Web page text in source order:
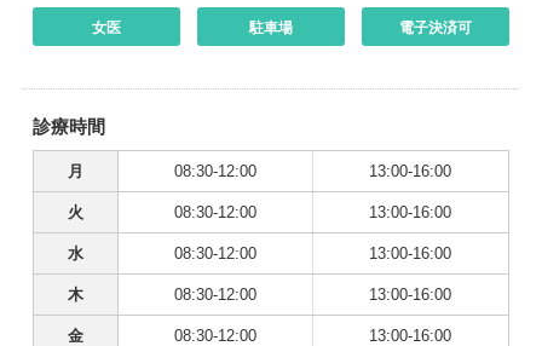
女医 駐車場 電子決済可
診療時間
月 08:30-12:00 13:00-16:00
火 08:30-12:00 13:00-16:00
水 08:30-12:00 13:00-16:00
木 08:30-12:00 13:00-16:00
金 08:30-12:00 13:00-16:00